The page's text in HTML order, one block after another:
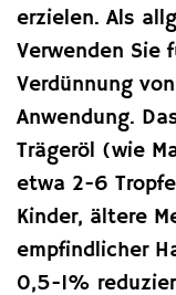
erzielen. Als
Verwenden Sie
Verdünnung
Anwendung.
Trägeröl (wie
etwa 2-6
Kinder, ältere
empfindlicher
0,5-1%